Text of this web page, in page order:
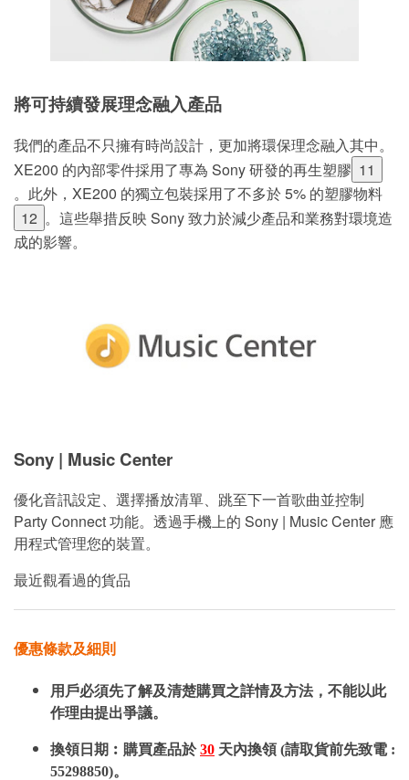
將可持續發展理念融入產品
我們的產品不只擁有時尚設計，更加將環保理念融入其中。
XE200 的內部零件採用了專為 Sony 研發的再生塑膠 11
。此外，XE200 的獨立包裝採用了不多於 5% 的塑膠物料
12 。這些舉措反映 Sony 致力於減少產品和業務對環境造
成的影響。
Sony | Music Center
優化音訊設定、選擇播放清單、跳至下一首歌曲並控制
Party Connect 功能。透過手機上的 Sony | Music Center 應
用程式管理您的裝置。
最近觀看過的貨品
優惠條款及細則
用戶必須先了解及清楚購買之詳情及方法，不能以此
作理由提出爭議。
換領日期︰購買產品於30 天內換領 (請取貨前先致電 :
55298850)。